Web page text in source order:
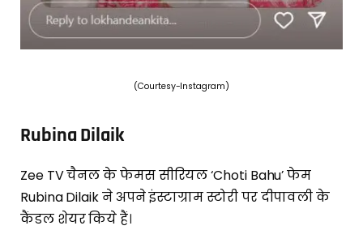
(Courtesy-Instagram)
Rubina Dilaik
Zee TV चैनल के फेमस सीरियल ‘Choti Bahu’ फेम
Rubina Dilaik ने अपने इंस्टाग्राम स्टोरी पर दीपावली के
कैंडल शेयर किये हैं।